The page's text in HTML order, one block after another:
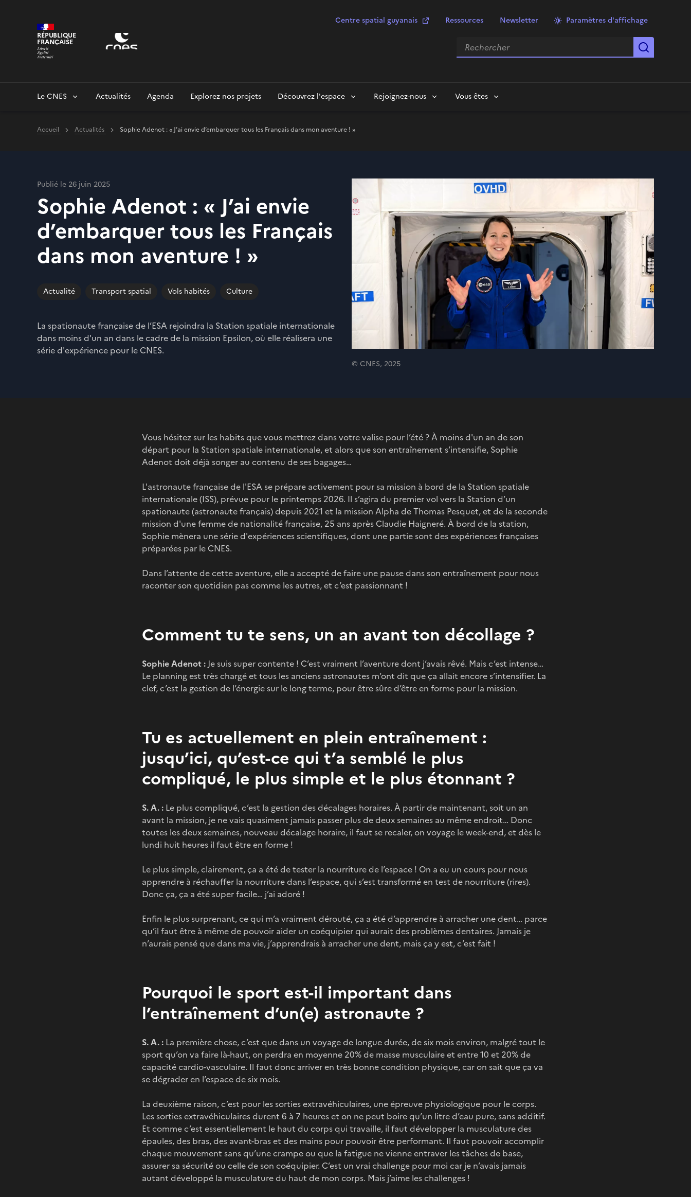
RÉPUBLIQUE
FRANÇAISE
Centre spatial guyanais Ressources Newsletter Paramètres d'affichage
Rechercher
Le CNES Actualités Agenda Explorez nos projets Découvrez l'espace Rejoignez-nous Vous êtes
Accueil Actualités Sophie Adenot : « J’ai envie d’embarquer tous les Français dans mon aventure ! »
Publié le 26 juin 2025
Sophie Adenot : « J’ai envie
d’embarquer tous les Français
dans mon aventure ! »
Actualité Transport spatial Vols habités Culture
La spationaute française de l’ESA rejoindra la Station spatiale internationale
dans moins d'un an dans le cadre de la mission Epsilon, où elle réalisera une
série d'expérience pour le CNES.
© CNES, 2025
Vous hésitez sur les habits que vous mettrez dans votre valise pour l’été ? À moins d'un an de son
départ pour la Station spatiale internationale, et alors que son entraînement s’intensifie, Sophie
Adenot doit déjà songer au contenu de ses bagages…
L'astronaute française de l'ESA se prépare activement pour sa mission à bord de la Station spatiale
internationale (ISS), prévue pour le printemps 2026. Il s’agira du premier vol vers la Station d’un
spationaute (astronaute français) depuis 2021 et la mission Alpha de Thomas Pesquet, et de la seconde
mission d'une femme de nationalité française, 25 ans après Claudie Haigneré. À bord de la station,
Sophie mènera une série d'expériences scientifiques, dont une partie sont des expériences françaises
préparées par le CNES.
Dans l’attente de cette aventure, elle a accepté de faire une pause dans son entraînement pour nous
raconter son quotidien pas comme les autres, et c’est passionnant !
Comment tu te sens, un an avant ton décollage ?
Sophie Adenot : Je suis super contente ! C’est vraiment l’aventure dont j’avais rêvé. Mais c’est intense…
Le planning est très chargé et tous les anciens astronautes m’ont dit que ça allait encore s’intensifier. La
clef, c’est la gestion de l’énergie sur le long terme, pour être sûre d’être en forme pour la mission.
Tu es actuellement en plein entraînement :
jusqu’ici, qu’est-ce qui t’a semblé le plus
compliqué, le plus simple et le plus étonnant ?
S. A. : Le plus compliqué, c’est la gestion des décalages horaires. À partir de maintenant, soit un an
avant la mission, je ne vais quasiment jamais passer plus de deux semaines au même endroit… Donc
toutes les deux semaines, nouveau décalage horaire, il faut se recaler, on voyage le week-end, et dès le
lundi huit heures il faut être en forme !
Le plus simple, clairement, ça a été de tester la nourriture de l’espace ! On a eu un cours pour nous
apprendre à réchauffer la nourriture dans l’espace, qui s’est transformé en test de nourriture (rires).
Donc ça, ça a été super facile… j’ai adoré !
Enfin le plus surprenant, ce qui m’a vraiment dérouté, ça a été d’apprendre à arracher une dent… parce
qu’il faut être à même de pouvoir aider un coéquipier qui aurait des problèmes dentaires. Jamais je
n’aurais pensé que dans ma vie, j’apprendrais à arracher une dent, mais ça y est, c’est fait !
Pourquoi le sport est-il important dans
l’entraînement d’un(e) astronaute ?
S. A. : La première chose, c’est que dans un voyage de longue durée, de six mois environ, malgré tout le
sport qu’on va faire là-haut, on perdra en moyenne 20% de masse musculaire et entre 10 et 20% de
capacité cardio-vasculaire. Il faut donc arriver en très bonne condition physique, car on sait que ça va
se dégrader en l’espace de six mois.
La deuxième raison, c’est pour les sorties extravéhiculaires, une épreuve physiologique pour le corps.
Les sorties extravéhiculaires durent 6 à 7 heures et on ne peut boire qu’un litre d’eau pure, sans additif.
Et comme c’est essentiellement le haut du corps qui travaille, il faut développer la musculature des
épaules, des bras, des avant-bras et des mains pour pouvoir être performant. Il faut pouvoir accomplir
chaque mouvement sans qu’une crampe ou que la fatigue ne vienne entraver les tâches de base,
assurer sa sécurité ou celle de son coéquipier. C’est un vrai challenge pour moi car je n’avais jamais
autant développé la musculature du haut de mon corps. Mais j’aime les challenges !